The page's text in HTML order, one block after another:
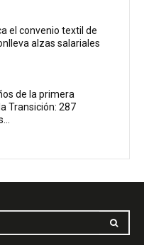
el convenio textil de
alzas salariales
de la primera
Transición: 287